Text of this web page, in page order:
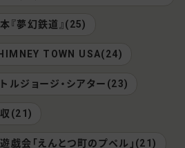
『夢幻鉄道』(25)
TOWN USA(24)
ルジョージ・シアター(23)
(21)
戯会「えんとつ町のプペル」(21)